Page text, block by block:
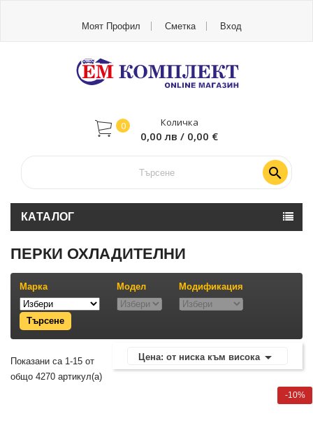
Моят Профил Сметка Вход
Количка
0
0,00 лв / 0,00 €

КАТАЛОГ
ПЕРКИ ОХЛАДИТЕЛНИ
Марка Модел Модификация
Цена: от ниска към висока
Показани са 1-15 от
общо 4270 артикул(а)
-10%